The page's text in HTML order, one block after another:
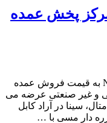
پخش عمده
کابل های زره دار مسی NYRY و N2XRY به قیمت فروش عمده
و غیر صنعتی عرضه می
سینا در آراد کابل
دار مسی با …